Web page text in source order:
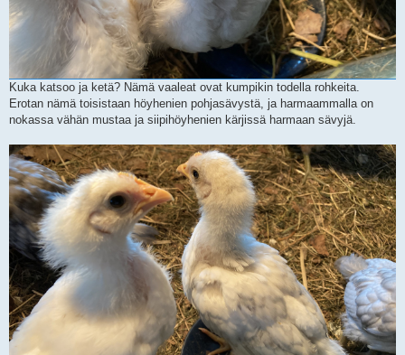
Kuka katsoo ja ketä? Nämä vaaleat ovat kumpikin todella rohkeita.
Erotan nämä toisistaan höyhenien pohjasävystä, ja harmaammalla on
nokassa vähän mustaa ja siipihöyhenien kärjissä harmaan sävyjä.